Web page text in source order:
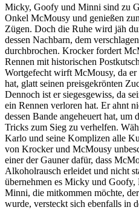
Micky, Goofy und Minni sind zu
Onkel McMousy und genießen
Zügen. Doch die Ruhe wird jäh
dessen Nachbarn, dem
durchbrochen. Krocker fordert
Rennen mit historischen
Wortgefecht wirft McMousy, da er
hat, glatt seinen preisgekrönten
Dennoch ist er siegesgewiss, da
ein Rennen verloren hat. Er ahnt
dessen Bande angeheuert hat, um
Tricks zum Sieg zu verhelfen.
Karlo und seine Komplizen alle
von Krocker und McMousy
einer der Gauner dafür, dass
Alkoholrausch erleidet und nicht
übernehmen es Micky und
Minni, die mitkommen möchte,
wurde, versteckt sich ebenfalls in